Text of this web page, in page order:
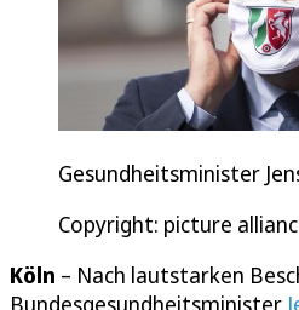
Gesundheitsminister
Copyright: picture
Köln – Nach lautstarken